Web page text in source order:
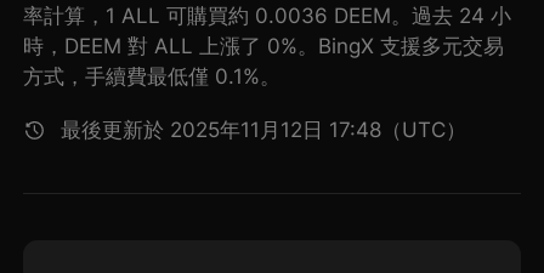
率計算，1 ALL 可購買約 0.0036 DEEM。過去 24 小
時，DEEM 對 ALL 上漲了 0%。BingX 支援多元交易
方式，手續費最低僅 0.1%。
最後更新於 2025年11月12日 17:48（UTC）